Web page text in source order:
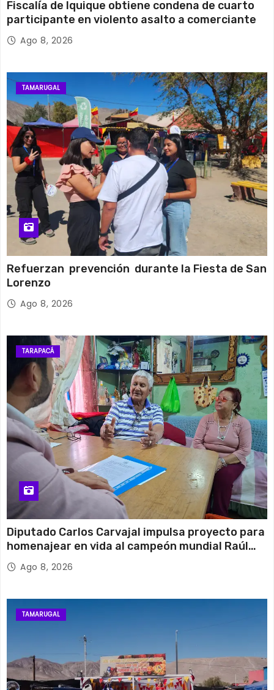
Fiscalía de Iquique obtiene condena de cuarto
participante en violento asalto a comerciante
Ago 8, 2026
TAMARUGAL
Refuerzan prevención durante la Fiesta de San
Lorenzo
Ago 8, 2026
TARAPACÁ
Diputado Carlos Carvajal impulsa proyecto para
homenajear en vida al campeón mundial Raúl
Choque
Ago 8, 2026
TAMARUGAL